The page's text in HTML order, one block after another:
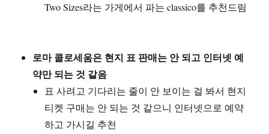
Two Sizes라는 가게에서 파는 classico를 추천드림
로마 콜로세움은 현지 표 판매는 안 되고 인터넷 예
약만 되는 것 같음
표 사려고 기다리는 줄이 안 보이는 걸 봐서 현지
티켓 구매는 안 되는 것 같으니 인터넷으로 예약
하고 가시길 추천